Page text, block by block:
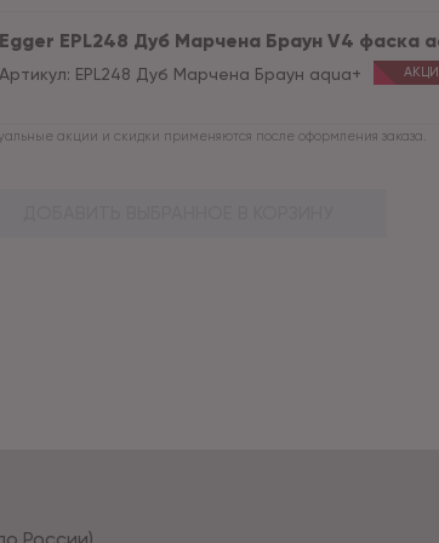
Egger EPL248 Дуб Марчена Браун V4 фаска
Артикул: EPL248 Дуб Марчена Браун aqua+
акции и скидки применяются после оформления заказа.
России)